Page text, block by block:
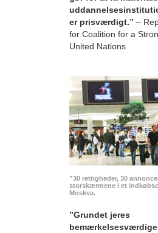
er prisværdigt.” –
for Coalition for a
United Nations
”30 rettigheder, 30
storskærmene i et
Moskva.
”Grundet jeres
bemærkelsesværdige